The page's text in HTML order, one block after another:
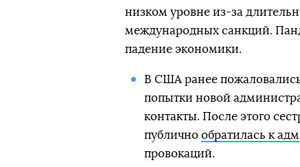
низком уровне из-за
международных санкций.
падение экономики.
В США ранее
попытки новой
контакты. После этого
публично обратилась к
провокаций.